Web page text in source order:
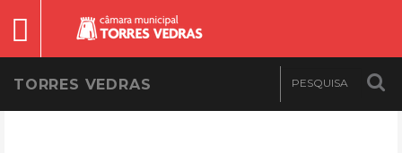
TORRES VEDRAS